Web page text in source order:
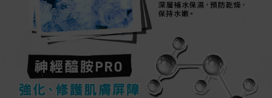
深層補水保濕，預防乾燥，
保持水嫩。
神經醯胺PRO​
強化、修護肌膚屏障​